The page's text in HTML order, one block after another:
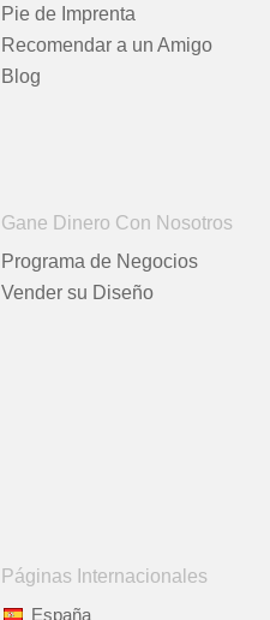
Pie de Imprenta
Recomendar a un Amigo
Blog
Gane Dinero Con Nosotros
Programa de Negocios
Vender su Diseño
Páginas Internacionales
España